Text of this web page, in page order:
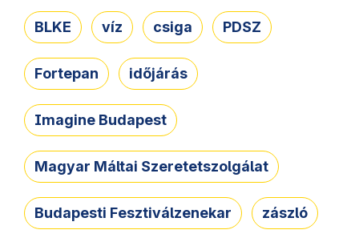
BLKE víz csiga PDSZ
Fortepan időjárás
Imagine Budapest
Magyar Máltai Szeretetszolgálat
Budapesti Fesztiválzenekar zászló